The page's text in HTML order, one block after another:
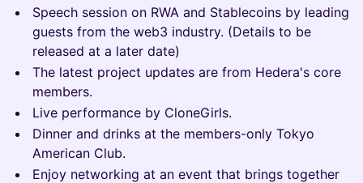
Speech session on RWA and Stablecoins by leading
guests from the web3 industry. (Details to be
released at a later date)
The latest project updates are from Hedera's core
members.
Live performance by CloneGirls.
Dinner and drinks at the members-only Tokyo
American Club.
Enjoy networking at an event that brings together